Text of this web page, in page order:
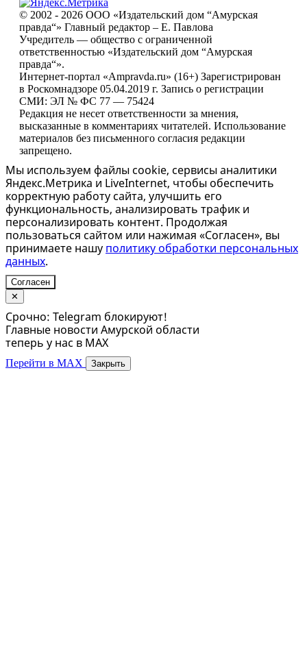
© 2002 - 2026 ООО «Издательский дом “Амурская
правда“» Главный редактор – Е. Павлова
Учредитель — общество с ограниченной
ответственностью «Издательский дом “Амурская
правда“».
Интернет-портал «Ampravda.ru» (16+) Зарегистрирован
в Роскомнадзоре 05.04.2019 г. Запись о регистрации
СМИ: ЭЛ № ФС 77 — 75424
Редакция не несет ответственности за мнения,
высказанные в комментариях читателей. Использование
материалов без письменного согласия редакции
запрещено.
Мы используем файлы cookie, сервисы аналитики
Яндекс.Метрика и LiveInternet, чтобы обеспечить
корректную работу сайта, улучшить его
функциональность, анализировать трафик и
персонализировать контент. Продолжая
пользоваться сайтом или нажимая «Согласен», вы
принимаете нашу политику обработки персональных
данных.
Согласен
✕
Срочно: Telegram блокируют!
Главные новости Амурской области
теперь у нас в MAX
Перейти в MAX Закрыть